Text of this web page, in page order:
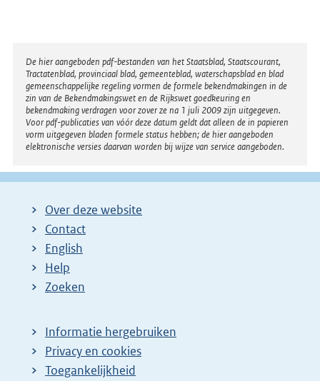
e
l
i
n
k
:
Disclaimer
De hier aangeboden pdf-bestanden van het Staatsblad, Staatscourant,
Tractatenblad, provinciaal blad, gemeenteblad, waterschapsblad en blad
gemeenschappelijke regeling vormen de formele bekendmakingen in de
zin van de Bekendmakingswet en de Rijkswet goedkeuring en
bekendmaking verdragen voor zover ze na 1 juli 2009 zijn uitgegeven.
Voor pdf-publicaties van vóór deze datum geldt dat alleen de in papieren
vorm uitgegeven bladen formele status hebben; de hier aangeboden
elektronische versies daarvan worden bij wijze van service aangeboden.
Over deze website
Contact
English
Help
Zoeken
Informatie hergebruiken
Privacy en cookies
Toegankelijkheid